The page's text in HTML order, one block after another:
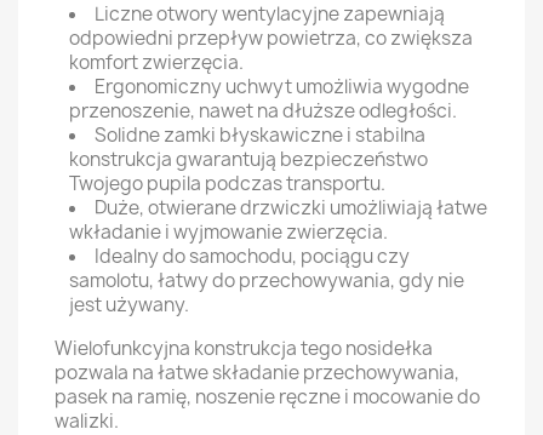
Liczne otwory wentylacyjne zapewniają
odpowiedni przepływ powietrza, co zwiększa
komfort zwierzęcia.
Ergonomiczny uchwyt umożliwia wygodne
przenoszenie, nawet na dłuższe odległości.
Solidne zamki błyskawiczne i stabilna
konstrukcja gwarantują bezpieczeństwo
Twojego pupila podczas transportu.
Duże, otwierane drzwiczki umożliwiają łatwe
wkładanie i wyjmowanie zwierzęcia.
Idealny do samochodu, pociągu czy
samolotu, łatwy do przechowywania, gdy nie
jest używany.
Wielofunkcyjna konstrukcja tego nosidełka
pozwala na łatwe składanie przechowywania,
pasek na ramię, noszenie ręczne i mocowanie do
walizki.